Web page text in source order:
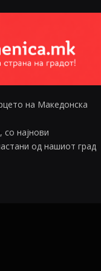
на Македонска
со најнови
од нашиот град